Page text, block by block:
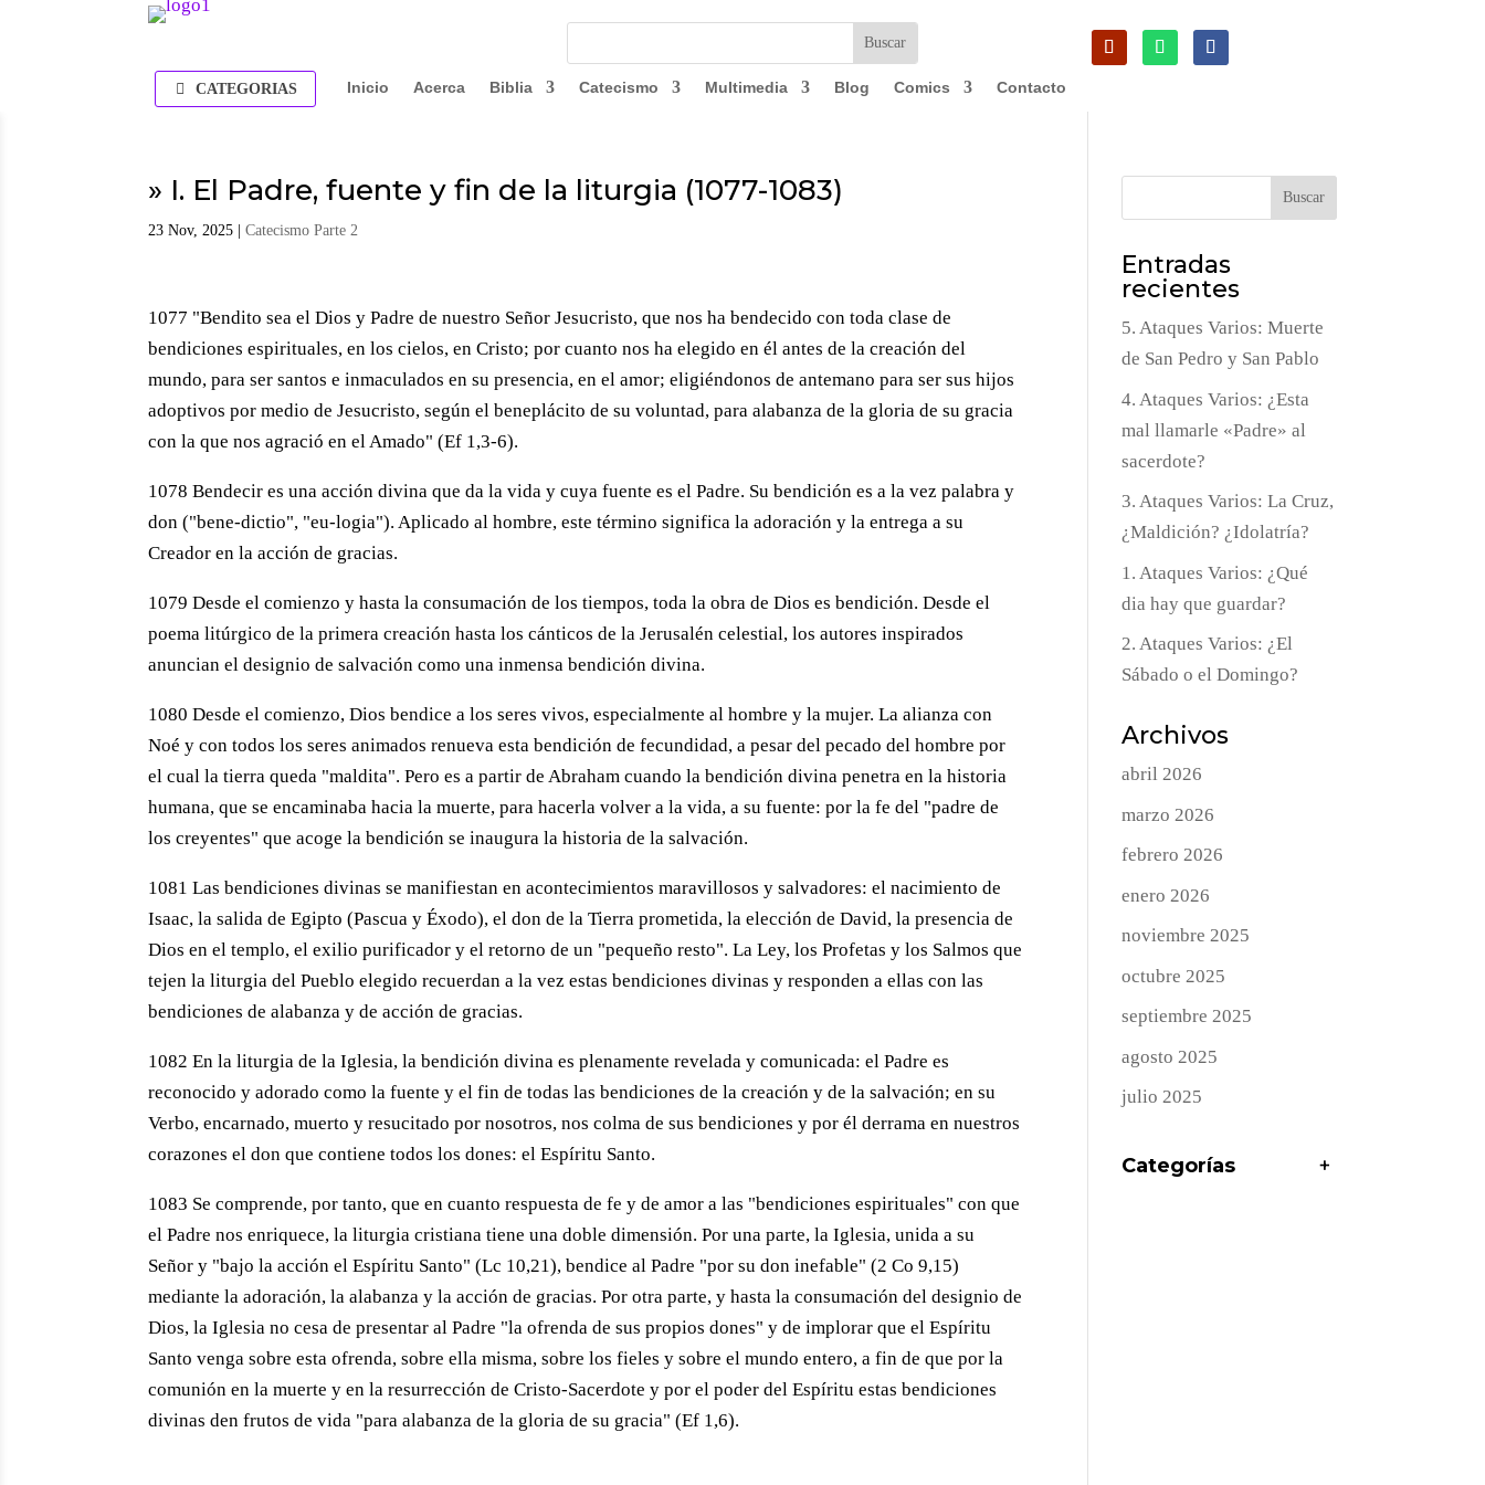
CATEGORIAS Inicio Acerca Biblia Catecismo Multimedia Blog Comics Contacto
» I. El Padre, fuente y fin de la liturgia (1077-1083)
23 Nov, 2025 |Catecismo Parte 2
1077 "Bendito sea el Dios y Padre de nuestro Señor Jesucristo, que nos ha bendecido con toda clase de
bendiciones espirituales, en los cielos, en Cristo; por cuanto nos ha elegido en él antes de la creación del
mundo, para ser santos e inmaculados en su presencia, en el amor; eligiéndonos de antemano para ser sus hijos
adoptivos por medio de Jesucristo, según el beneplácito de su voluntad, para alabanza de la gloria de su gracia
con la que nos agració en el Amado" (Ef 1,3-6).
1078 Bendecir es una acción divina que da la vida y cuya fuente es el Padre. Su bendición es a la vez palabra y
don ("bene-dictio", "eu-logia"). Aplicado al hombre, este término significa la adoración y la entrega a su
Creador en la acción de gracias.
1079 Desde el comienzo y hasta la consumación de los tiempos, toda la obra de Dios es bendición. Desde el
poema litúrgico de la primera creación hasta los cánticos de la Jerusalén celestial, los autores inspirados
anuncian el designio de salvación como una inmensa bendición divina.
1080 Desde el comienzo, Dios bendice a los seres vivos, especialmente al hombre y la mujer. La alianza con
Noé y con todos los seres animados renueva esta bendición de fecundidad, a pesar del pecado del hombre por
el cual la tierra queda "maldita". Pero es a partir de Abraham cuando la bendición divina penetra en la historia
humana, que se encaminaba hacia la muerte, para hacerla volver a la vida, a su fuente: por la fe del "padre de
los creyentes" que acoge la bendición se inaugura la historia de la salvación.
1081 Las bendiciones divinas se manifiestan en acontecimientos maravillosos y salvadores: el nacimiento de
Isaac, la salida de Egipto (Pascua y Éxodo), el don de la Tierra prometida, la elección de David, la presencia de
Dios en el templo, el exilio purificador y el retorno de un "pequeño resto". La Ley, los Profetas y los Salmos que
tejen la liturgia del Pueblo elegido recuerdan a la vez estas bendiciones divinas y responden a ellas con las
bendiciones de alabanza y de acción de gracias.
1082 En la liturgia de la Iglesia, la bendición divina es plenamente revelada y comunicada: el Padre es
reconocido y adorado como la fuente y el fin de todas las bendiciones de la creación y de la salvación; en su
Verbo, encarnado, muerto y resucitado por nosotros, nos colma de sus bendiciones y por él derrama en nuestros
corazones el don que contiene todos los dones: el Espíritu Santo.
1083 Se comprende, por tanto, que en cuanto respuesta de fe y de amor a las "bendiciones espirituales" con que
el Padre nos enriquece, la liturgia cristiana tiene una doble dimensión. Por una parte, la Iglesia, unida a su
Señor y "bajo la acción el Espíritu Santo" (Lc 10,21), bendice al Padre "por su don inefable" (2 Co 9,15)
mediante la adoración, la alabanza y la acción de gracias. Por otra parte, y hasta la consumación del designio de
Dios, la Iglesia no cesa de presentar al Padre "la ofrenda de sus propios dones" y de implorar que el Espíritu
Santo venga sobre esta ofrenda, sobre ella misma, sobre los fieles y sobre el mundo entero, a fin de que por la
comunión en la muerte y en la resurrección de Cristo-Sacerdote y por el poder del Espíritu estas bendiciones
divinas den frutos de vida "para alabanza de la gloria de su gracia" (Ef 1,6).
Buscar
Entradas
recientes
5. Ataques Varios: Muerte
de San Pedro y San Pablo
4. Ataques Varios: ¿Esta
mal llamarle «Padre» al
sacerdote?
3. Ataques Varios: La Cruz,
¿Maldición? ¿Idolatría?
1. Ataques Varios: ¿Qué
dia hay que guardar?
2. Ataques Varios: ¿El
Sábado o el Domingo?
Archivos
abril 2026
marzo 2026
febrero 2026
enero 2026
noviembre 2025
octubre 2025
septiembre 2025
agosto 2025
julio 2025
Categorías +